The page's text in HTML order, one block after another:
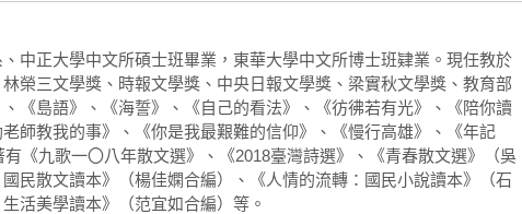
落。
本身沒有情感糾結，糾結的是物件主人。自以為賦予了情感，物件裡
念或妄想。
沒有了。沒有感情卻還留著感情的殘骸，難保不是一種自欺。
一詞，要從四國出身的弘法大師空海說起。
生於讚岐國（今四國的香川縣）。八○四年，他登上遣唐船，隨遣唐
心尋訪名師，最後來到長安青龍寺，受業於惠果大師，繼承密宗嫡傳
學告一段落，帶回祕法心要與珍貴典籍，從此在日本開宗立派。他的學
為主要依據，修行法門重視念誦真言（咒語），故稱為「真言宗」。
中正大學中文所碩士班畢業，東華大學中文所博士班肄業。現任教於
榮三文學獎、時報文學獎、中央日報文學獎、梁實秋文學獎、教育部
《島語》、《海誓》、《自己的看法》、《彷彿若有光》、《陪你讀
師教我的事》、《你是我最艱難的信仰》、《慢行高雄》、《年記
《九歌一〇八年散文選》、《2018臺灣詩選》、《青春散文選》（吳
民散文讀本》（楊佳嫻合編）、《人情的流轉：國民小說讀本》（石
活美學讀本》（范宜如合編）等。